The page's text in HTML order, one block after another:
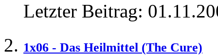
Letzter Beitrag:
1x06 - Das Heilmittel (The Cure)